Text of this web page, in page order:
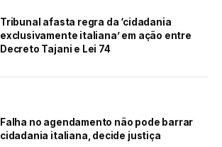
Tribunal afasta regra da ‘cidadania
exclusivamente italiana’ em ação entre
Decreto Tajani e Lei 74
Falha no agendamento não pode barrar
cidadania italiana, decide justiça